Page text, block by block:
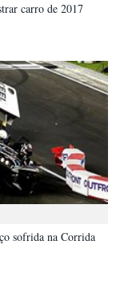
carro de 2017
sofrida na Corrida